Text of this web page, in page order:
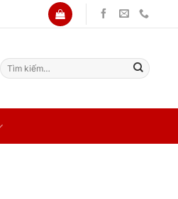
Tìm
kiếm: